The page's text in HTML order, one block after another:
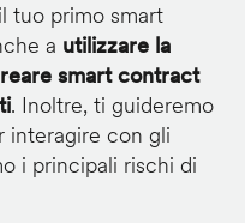
tuo primo smart
a utilizzare la
smart contract
. Inoltre, ti guideremo
interagire con gli
i principali rischi di